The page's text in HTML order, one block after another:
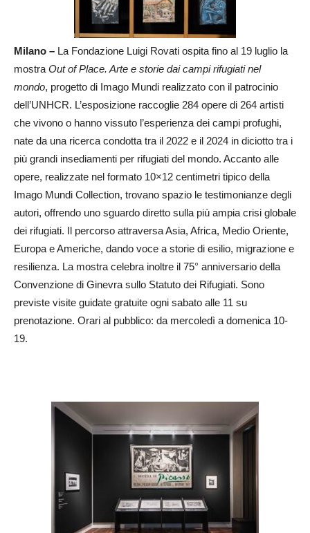
Milano – La Fondazione Luigi Rovati ospita fino al 19 luglio la
mostra Out of Place. Arte e storie dai campi rifugiati nel
mondo, progetto di Imago Mundi realizzato con il patrocinio
dell’UNHCR. L’esposizione raccoglie 284 opere di 264 artisti
che vivono o hanno vissuto l’esperienza dei campi profughi,
nate da una ricerca condotta tra il 2022 e il 2024 in diciotto tra i
più grandi insediamenti per rifugiati del mondo. Accanto alle
opere, realizzate nel formato 10×12 centimetri tipico della
Imago Mundi Collection, trovano spazio le testimonianze degli
autori, offrendo uno sguardo diretto sulla più ampia crisi globale
dei rifugiati. Il percorso attraversa Asia, Africa, Medio Oriente,
Europa e Americhe, dando voce a storie di esilio, migrazione e
resilienza. La mostra celebra inoltre il 75° anniversario della
Convenzione di Ginevra sullo Statuto dei Rifugiati. Sono
previste visite guidate gratuite ogni sabato alle 11 su
prenotazione. Orari al pubblico: da mercoledì a domenica 10-
19.